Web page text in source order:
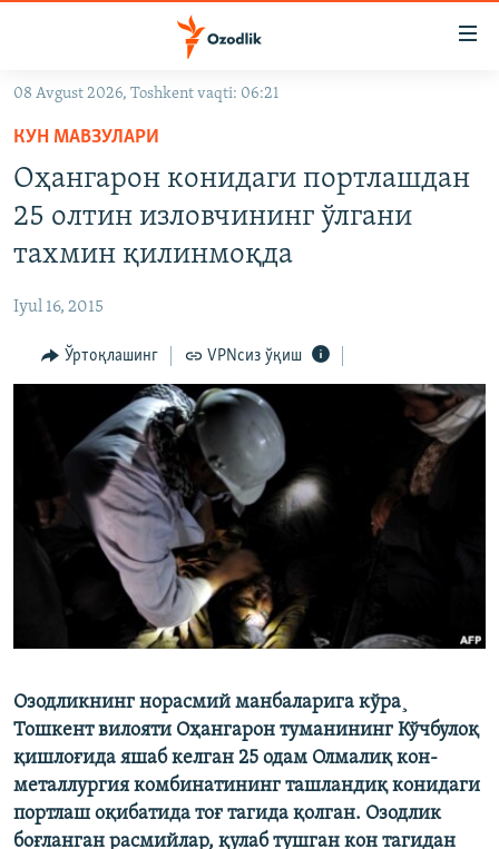
Асосий
навигацияга
ўтинг
Қидиришга
ўтинг
OZODARXIV
На русском
ИЖТИМОИЙ ТАРМОҚЛАР
Озодлик бошқа тилларда
08 Avgust 2026, Toshkent vaqti: 06:21
КУН МАВЗУЛАРИ
Оҳангарон конидаги портлашдан
25 олтин изловчининг ўлгани
тахмин қилинмоқда
Iyul 16, 2015
Ўртоқлашинг VPNсиз ўқиш
Озодликнинг норасмий манбаларига кўра¸
Тошкент вилояти Оҳангарон туманининг Кўчбулоқ
қишлоғида яшаб келган 25 одам Олмалиқ кон-
металлургия комбинатининг ташландиқ конидаги
портлаш оқибатида тоғ тагида қолган. Озодлик
боғланган расмийлар, қулаб тушган кон тагидан